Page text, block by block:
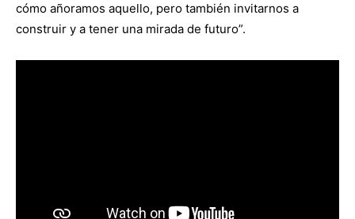
cómo añoramos aquello, pero también invitarnos a
construir y a tener una mirada de futuro”.